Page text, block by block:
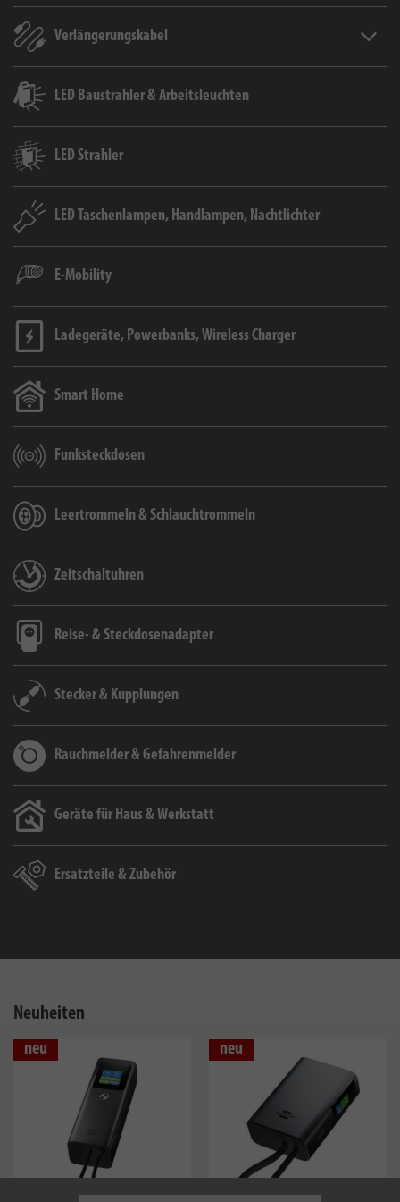
Verlängerungskabel
LED Baustrahler & Arbeitsleuchten
LED Strahler
LED Taschenlampen, Handlampen, Nachtlichter
E-Mobility
Ladegeräte, Powerbanks, Wireless Charger
Smart Home
Funksteckdosen
Leertrommeln & Schlauchtrommeln
Zeitschaltuhren
Reise- & Steckdosenadapter
Stecker & Kupplungen
Rauchmelder & Gefahrenmelder
Geräte für Haus & Werkstatt
Ersatzteile & Zubehör
Neuheiten
neu neu